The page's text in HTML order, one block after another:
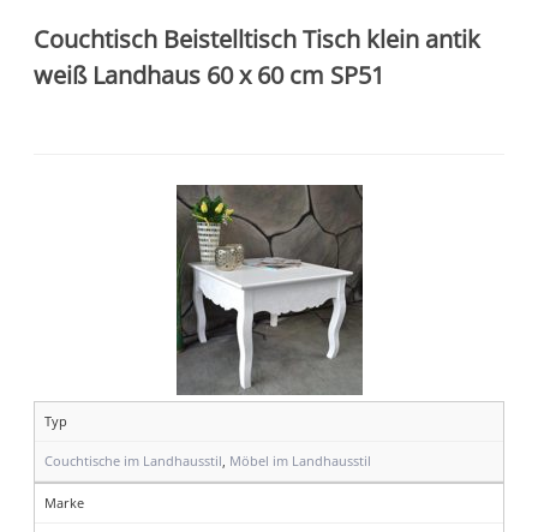
Couchtisch Beistelltisch Tisch klein antik
weiß Landhaus 60 x 60 cm SP51
Typ
Couchtische im Landhausstil, Möbel im Landhausstil
Marke